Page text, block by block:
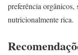
preferência orgânicos,
nutricionalmente rica.